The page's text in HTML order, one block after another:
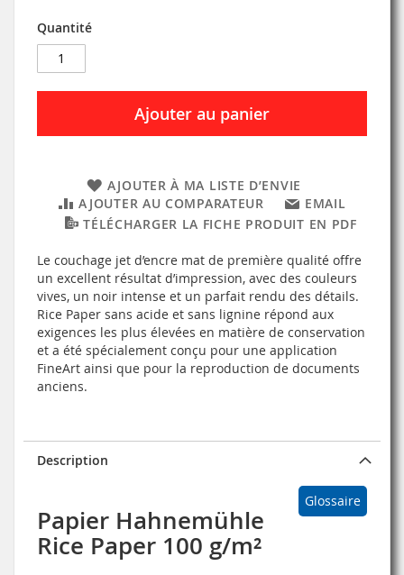
Quantité
Ajouter au panier
AJOUTER À MA LISTE D’ENVIE
AJOUTER AU COMPARATEUR
EMAIL
TÉLÉCHARGER LA FICHE PRODUIT EN PDF
Le couchage jet d’encre mat de première qualité offre
un excellent résultat d’impression, avec des couleurs
vives, un noir intense et un parfait rendu des détails.
Rice Paper sans acide et sans lignine répond aux
exigences les plus élevées en matière de conservation
et a été spécialement conçu pour une application
FineArt ainsi que pour la reproduction de documents
anciens.
Description
Glossaire
Papier Hahnemühle
Rice Paper 100 g/m²